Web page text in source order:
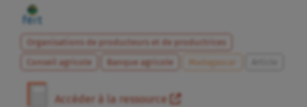
Organisations de producteurs et de productrices
Conseil agricole
Banque agricole Madagascar
Accéder à la ressource